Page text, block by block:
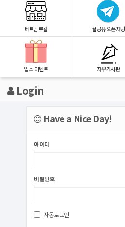
베트남로컬 꿀공유 오픈채팅
업소 이벤트 자유게시판
Login
Have a Nice Day!
아이디
비밀번호
자동로그인